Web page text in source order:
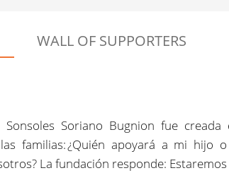
WALL OF SUPPORTERS
Sonsoles Soriano Bugnion fue
familias: ¿Quién apoyará a mi hijo
La fundación responde: Estaremos